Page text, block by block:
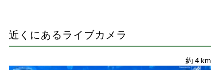
近くにあるライブカメラ
約 4 km